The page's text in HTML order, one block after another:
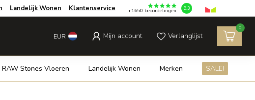
Landelijk Wonen Klantenservice +1650 beoordelingen 9.3
EUR Mijn account Verlanglijst
0
RAW Stones Vloeren Landelijk Wonen Merken SALE!